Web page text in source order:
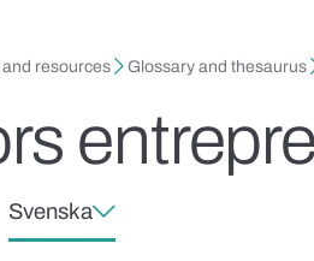
resources Glossary and thesaurus
Svenska